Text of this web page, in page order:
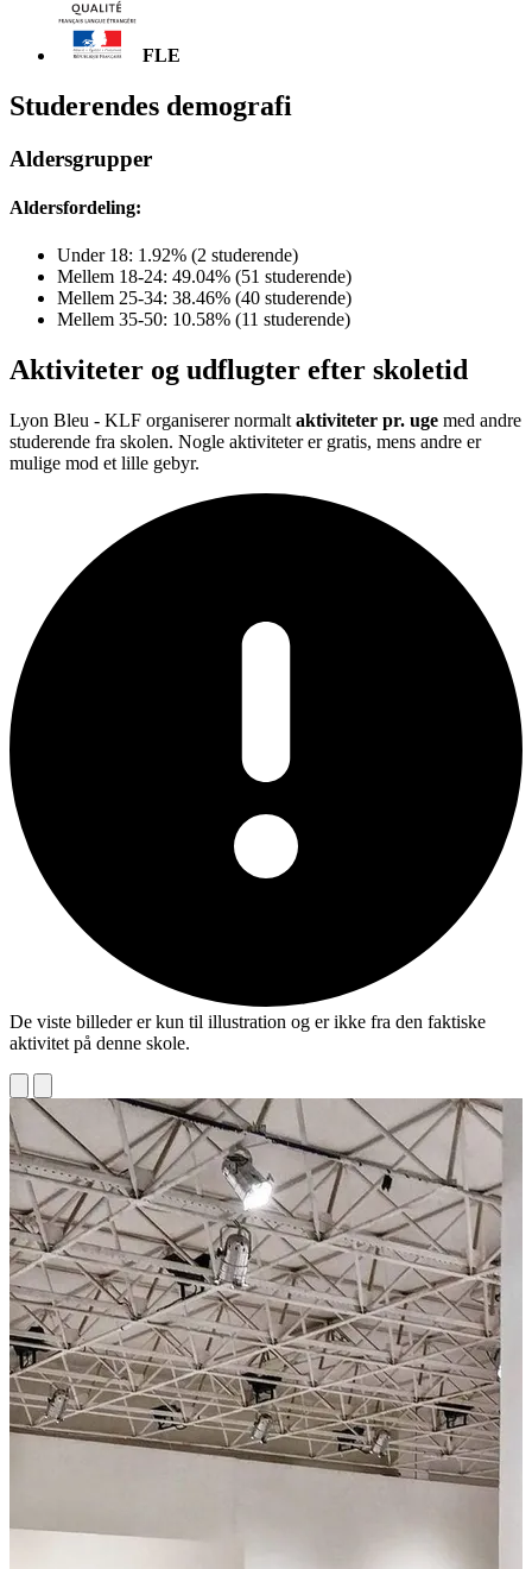
FLE
Studerendes demografi
Aldersgrupper
Aldersfordeling:
Under 18: 1.92% (2 studerende)
Mellem 18-24: 49.04% (51 studerende)
Mellem 25-34: 38.46% (40 studerende)
Mellem 35-50: 10.58% (11 studerende)
Aktiviteter og udflugter efter skoletid
Lyon Bleu - KLF organiserer normalt aktiviteter pr. uge med andre
studerende fra skolen. Nogle aktiviteter er gratis, mens andre er
mulige mod et lille gebyr.
De viste billeder er kun til illustration og er ikke fra den faktiske
aktivitet på denne skole.